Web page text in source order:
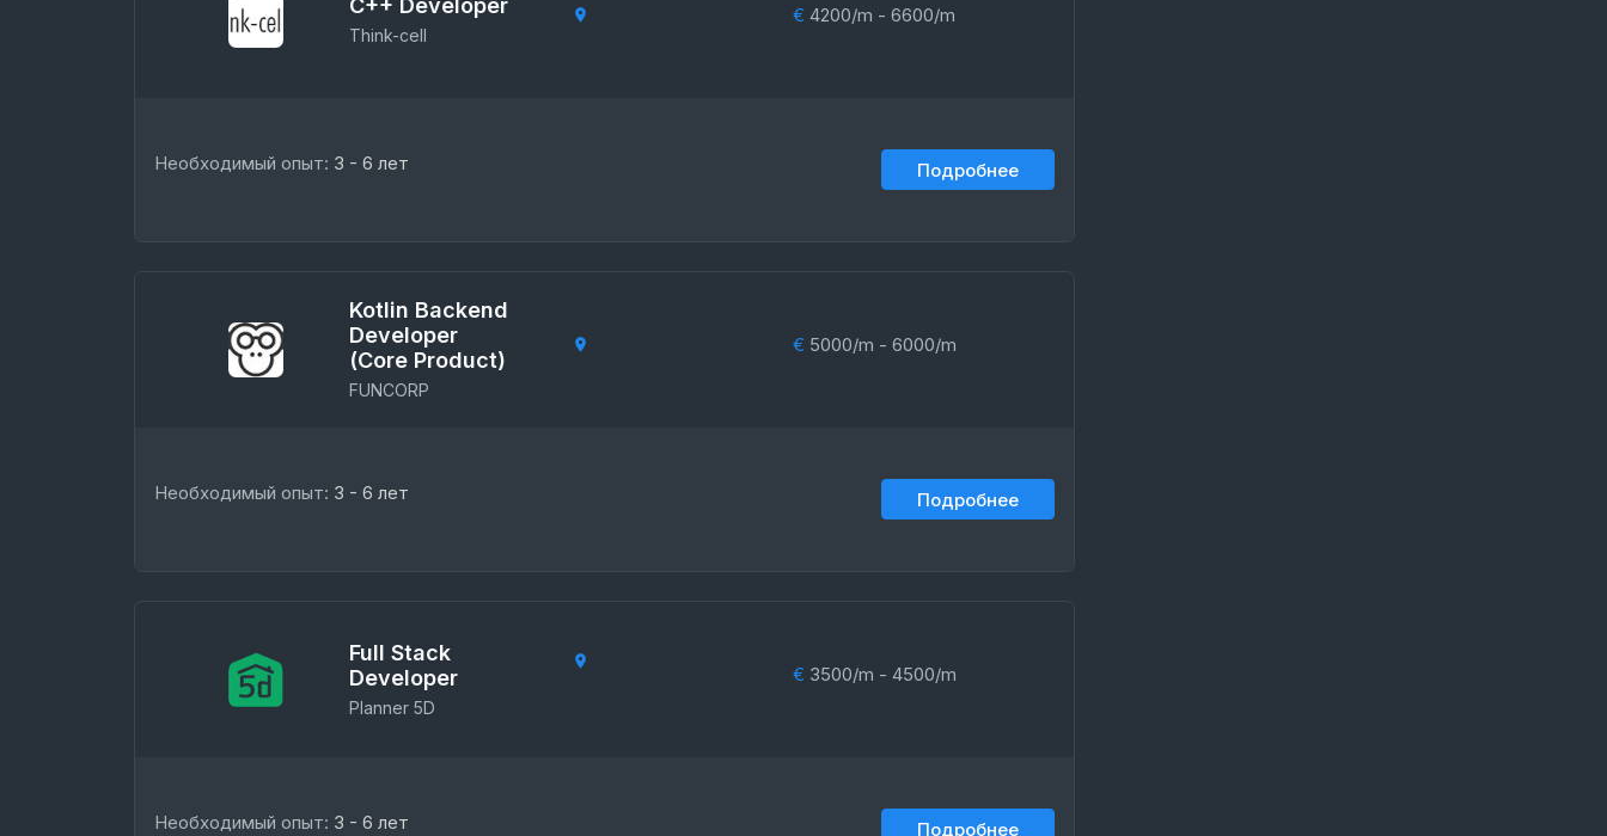
C++ Developer
Think-cell
€4200/m - 6600/m
Необходимый опыт: 3 - 6 лет Подробнее
Kotlin Backend
Developer
(Core Product)
FUNCORP
€ 5000/m - 6000/m
Необходимый опыт: 3 - 6 лет Подробнее
Full Stack
Developer
Planner 5D
€ 3500/m - 4500/m
Необходимый опыт: 3 - 6 лет Подробнее